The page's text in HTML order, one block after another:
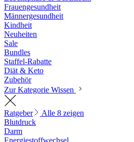
Frauengesundheit
Männergesundheit
Kindheit
Neuheiten
Sale
Bundles
Staffel-Rabatte
Diät & Keto
Zubehör
Zur Kategorie Wissen
Ratgeber
Alle 8 zeigen
Blutdruck
Darm